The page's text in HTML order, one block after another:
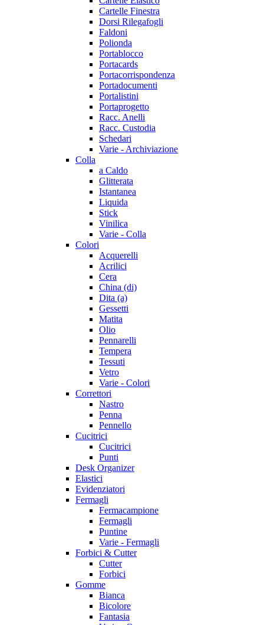
Cartelle Finestra
Dorsi Rilegafogli
Faldoni
Polionda
Portablocco
Portacards
Portacorrispondenza
Portadocumenti
Portalistini
Portaprogetto
Racc. Anelli
Racc. Custodia
Schedari
Varie - Archiviazione
Colla
a Caldo
Glitterata
Istantanea
Liquida
Stick
Vinilica
Varie - Colla
Colori
Acquerelli
Acrilici
Cera
China (di)
Dita (a)
Gessetti
Matita
Olio
Pennarelli
Tempera
Tessuti
Vetro
Varie - Colori
Correttori
Nastro
Penna
Pennello
Cucitrici
Cucitrici
Punti
Desk Organizer
Elastici
Evidenziatori
Fermagli
Fermacampione
Fermagli
Puntine
Varie - Fermagli
Forbici & Cutter
Cutter
Forbici
Gomme
Bianca
Bicolore
Fantasia